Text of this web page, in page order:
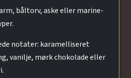
båltorv, aske eller marine-
notater: karamelliseret
vanilje, mørk chokolade eller